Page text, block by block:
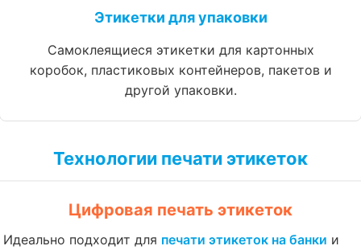
Этикетки для упаковки
Самоклеящиеся этикетки для картонных
коробок, пластиковых контейнеров, пакетов и
другой упаковки.
Технологии печати этикеток
Цифровая печать этикеток
Идеально подходит для печати этикеток на банки и